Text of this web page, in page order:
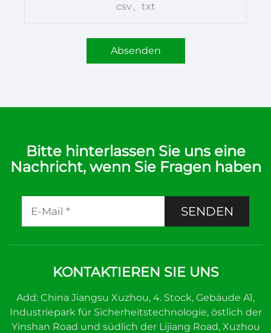
csv、txt
Absenden
Bitte hinterlassen Sie uns eine
Nachricht, wenn Sie Fragen haben
SENDEN
KONTAKTIEREN SIE UNS
Add: China Jiangsu Xuzhou, 4. Stock, Gebäude A1,
Industriepark für Sicherheitstechnologie, östlich der
Yinshan Road und südlich der Lijiang Road, Xuzhou